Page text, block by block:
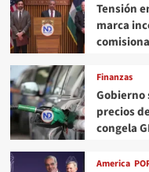
Tensión
marca
Finanzas
Gobierno
precios
congela
America